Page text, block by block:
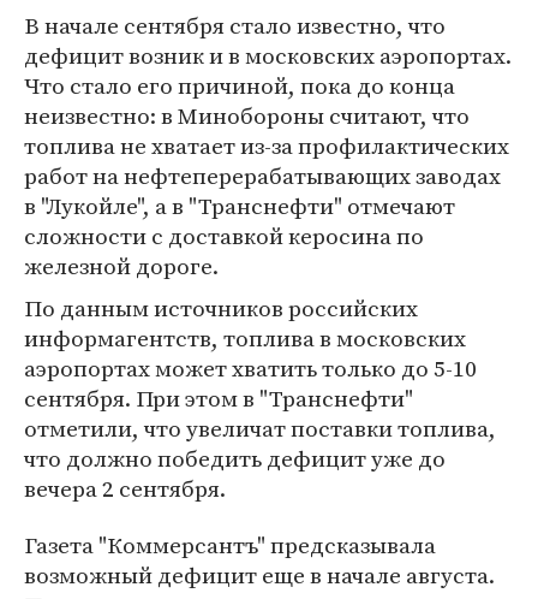
В начале сентября стало известно, что
дефицит возник и в московских аэропортах.
Что стало его причиной, пока до конца
неизвестно: в Минобороны считают, что
топлива не хватает из-за профилактических
работ на нефтеперерабатывающих заводах
в "Лукойле", а в "Транснефти" отмечают
сложности с доставкой керосина по
железной дороге.
По данным источников российских
информагентств, топлива в московских
аэропортах может хватить только до 5-10
сентября. При этом в "Транснефти"
отметили, что увеличат поставки топлива,
что должно победить дефицит уже до
вечера 2 сентября.
Газета "Коммерсантъ" предсказывала
возможный дефицит еще в начале августа.